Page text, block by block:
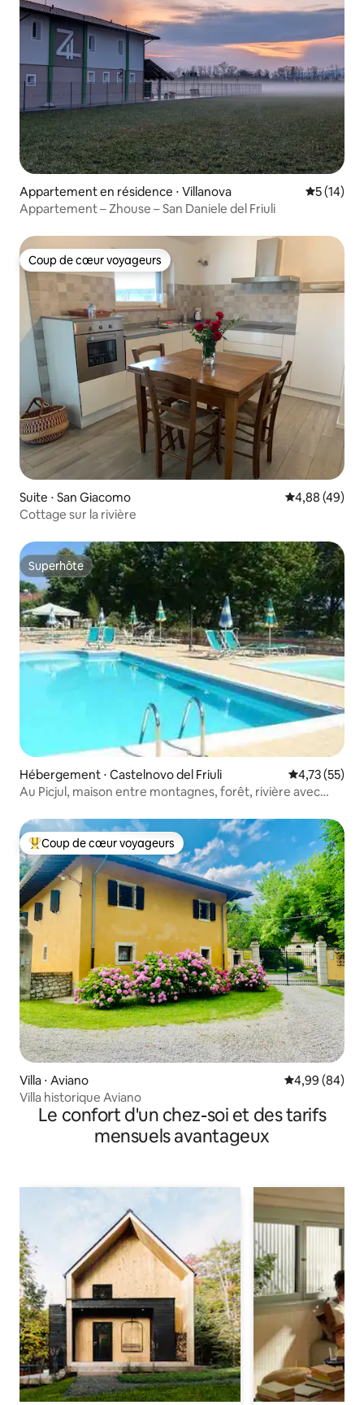
Appartement en résidence ⋅ Villanova
5 (14)
Appartement – Zhouse – San Daniele del Friuli
Coup de cœur voyageurs
Coup de cœur voyageurs
Suite ⋅ San Giacomo Évaluation
4,88 (49)
Cottage sur la rivière
Superhôte
Superhôte
Hébergement ⋅ Castelnovo del Friuli Évaluation
4,73 (55)
Au Picjul, maison entre montagnes, forêt, rivière avec
Coups de cœur voyageurs les plus appréciés
Coup de cœur voyageurs
Villa ⋅ Aviano Évaluation
4,99 (84)
Villa historique Aviano
Le confort d'un chez-soi et des tarifs
mensuels avantageux